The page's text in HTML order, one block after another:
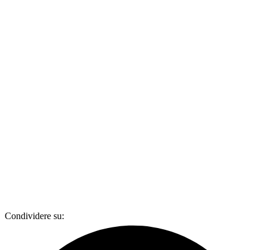
Condividere su: